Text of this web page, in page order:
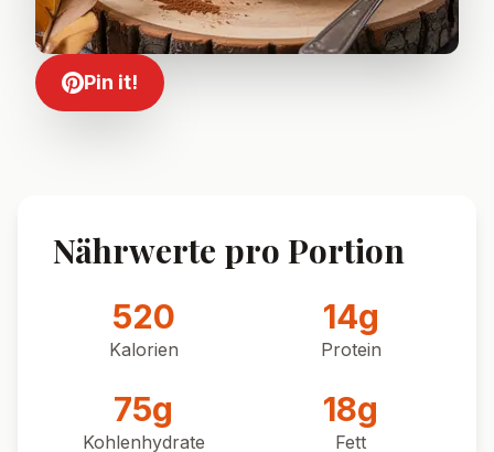
Pin it!
Nährwerte pro Portion
520
Kalorien
14g
Protein
75g
Kohlenhydrate
18g
Fett